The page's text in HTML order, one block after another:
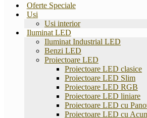
Oferte Speciale
Usi
Usi interior
Iluminat LED
Iluminat Industrial LED
Benzi LED
Proiectoare LED
Proiectoare LED clasice
Proiectoare LED Slim
Proiectoare LED RGB
Proiectoare LED liniare
Proiectoare LED cu
Proiectoare LED cu